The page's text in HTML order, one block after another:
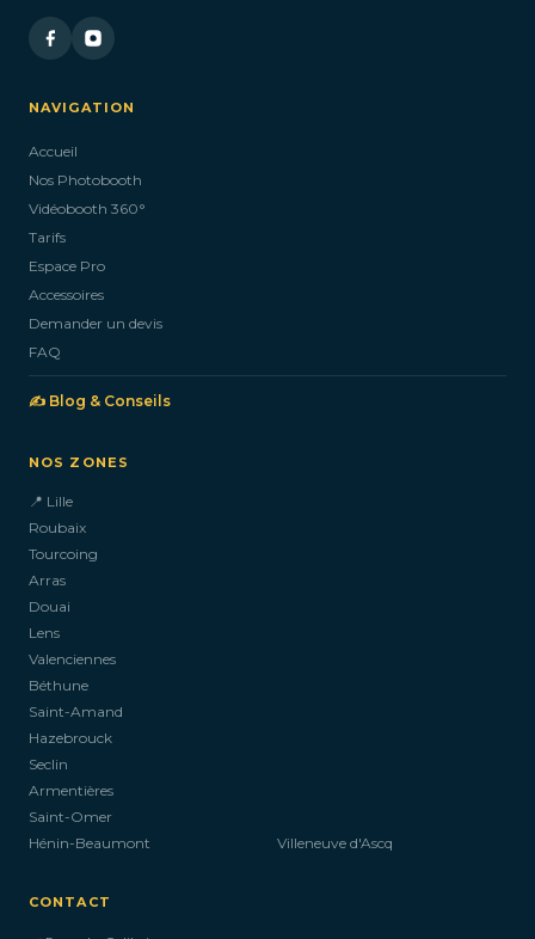
NAVIGATION
Accueil
Nos Photobooth
Vidéobooth 360°
Tarifs
Espace Pro
Accessoires
Demander un devis
FAQ
✍️ Blog & Conseils
NOS ZONES
📍 Lille
Roubaix
Tourcoing
Arras
Douai
Lens
Valenciennes
Béthune
Saint-Amand
Hazebrouck
Seclin
Armentières
Saint-Omer
Hénin-Beaumont
Villeneuve d'Ascq
CONTACT